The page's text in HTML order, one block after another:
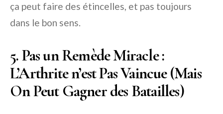
ça peut faire des étincelles, et pas toujours
dans le bon sens.
5. Pas un Remède Miracle :
L’Arthrite n’est Pas Vaincue (Mais
On Peut Gagner des Batailles)